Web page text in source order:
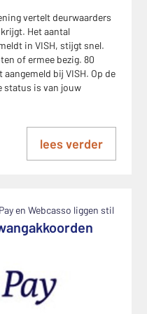
vertelt deurwaarders
Het aantal
in VISH, stijgt snel.
of ermee bezig. 80
bij VISH. Op de
status is van jouw
lees verder
en Webcasso liggen stil